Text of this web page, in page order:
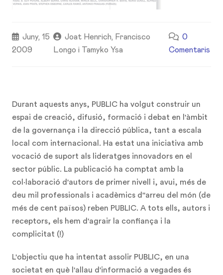
Juny, 15
2009
Joat Henrich, Francisco
Longo i Tamyko Ysa
0
Comentaris
Durant aquests anys, PUBLIC ha volgut construir un
espai de creació, difusió, formació i debat en l'àmbit
de la governança i la direcció pública, tant a escala
local com internacional. Ha estat una iniciativa amb
vocació de suport als lideratges innovadors en el
sector públic. La publicació ha comptat amb la
col·laboració d'autors de primer nivell i, avui, més de
deu mil professionals i acadèmics d''arreu del món (de
més de cent països) reben PUBLIC. A tots ells, autors i
receptors, els hem d'agrair la confiança i la
complicitat (!)
L'objectiu que ha intentat assolir PUBLIC, en una
societat en què l'allau d'informació a vegades és